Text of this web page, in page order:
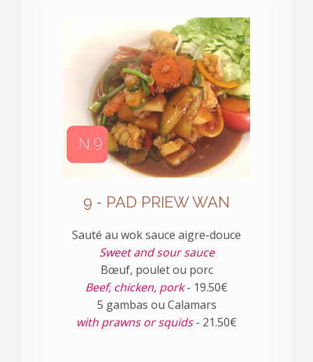
9 - PAD PRIEW WAN
Sauté au wok sauce aigre-douce
Sweet and sour sauce
Bœuf, poulet ou porc
Beef, chicken, pork- 19.50€
5 gambas ou Calamars
with prawns or squids- 21.50€